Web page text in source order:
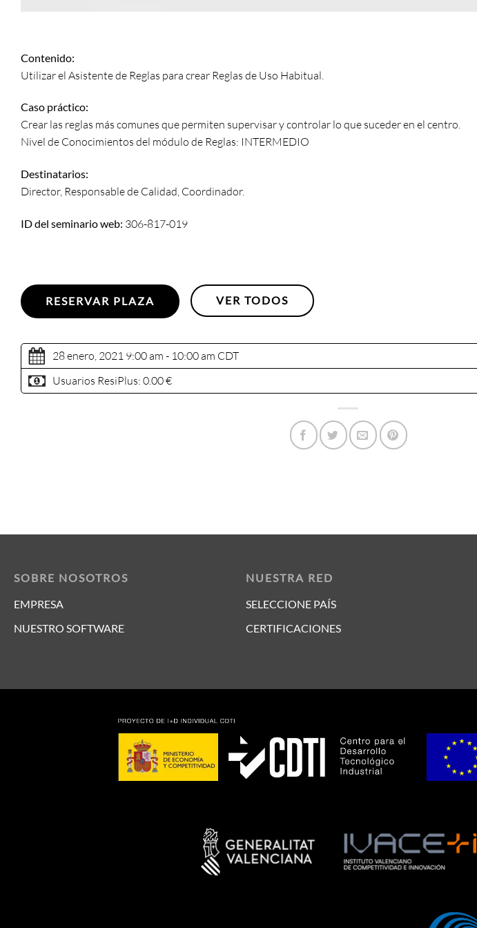
Contenido:
Utilizar el Asistente de Reglas para crear Reglas de Uso Habitual.
Caso práctico:
Crear las reglas más comunes que permiten supervisar y controlar lo que suceder en el centro.
Nivel de Conocimientos del módulo de Reglas: INTERMEDIO
Destinatarios:
Director, Responsable de Calidad, Coordinador.
ID del seminario web: 306-817-019
RESERVAR PLAZA VER TODOS
28 enero, 2021 9:00 am - 10:00 am CDT
Usuarios ResiPlus: 0.00 €
SOBRE NOSOTROS
EMPRESA
NUESTRO SOFTWARE
NUESTRA RED
SELECCIONE PAÍS
CERTIFICACIONES